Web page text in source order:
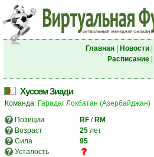
Главная| Новости|
Расписание|
Хуссем Зиади
Команда: Гарадаг Локбатан (Азербайджан)
Позиции
RF / RM
Возраст
25 лет
Сила
95
Усталость